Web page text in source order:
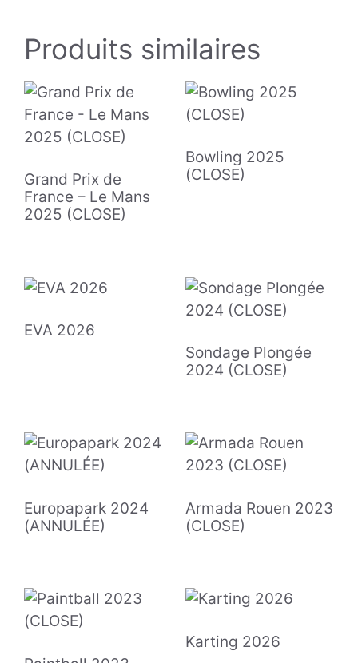
Produits similaires
Grand Prix de
France – Le Mans
2025 (CLOSE)
Bowling 2025
(CLOSE)
EVA 2026
Sondage Plongée
2024 (CLOSE)
Europapark 2024
(ANNULÉE)
Armada Rouen 2023
(CLOSE)
Karting 2026